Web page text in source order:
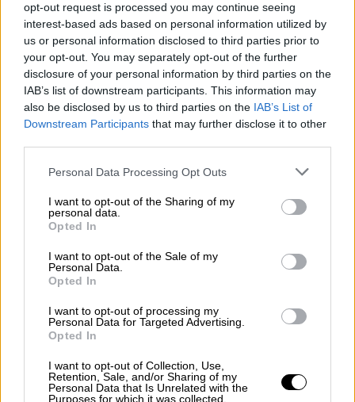
opt-out request is processed you may continue seeing
interest-based ads based on personal information utilized by
us or personal information disclosed to third parties prior to
your opt-out. You may separately opt-out of the further
disclosure of your personal information by third parties on the
IAB’s list of downstream participants. This information may
also be disclosed by us to third parties on the IAB’s List of
Downstream Participants that may further disclose it to other
Personal Data Processing Opt Outs
I want to opt-out of the Sharing of my
personal data.
Opted In
I want to opt-out of the Sale of my
Personal Data.
Opted In
I want to opt-out of processing my
Personal Data for Targeted Advertising.
Opted In
I want to opt-out of Collection, Use,
Retention, Sale, and/or Sharing of my
Personal Data that Is Unrelated with the
Purposes for which it was collected.
Los últimos datos de la pandemia
muestran un debilitamiento de la
sexta ola con una bajada de nuevos
contagios
OPINIONES DIVERSAS
una tercera guerra mundial?
Por Álvaro Frutos Rosado y Gabinete